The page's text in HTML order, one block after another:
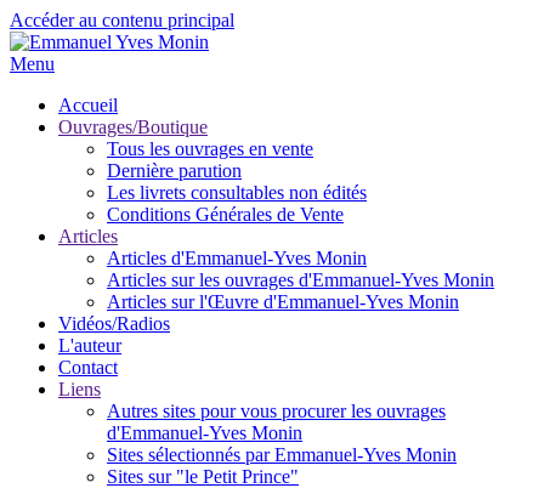
Accéder au contenu principal
Menu
Accueil
Ouvrages/Boutique
Tous les ouvrages en vente
Dernière parution
Les livrets consultables non édités
Conditions Générales de Vente
Articles
Articles d'Emmanuel-Yves Monin
Articles sur les ouvrages d'Emmanuel-Yves Monin
Articles sur l'Œuvre d'Emmanuel-Yves Monin
Vidéos/Radios
L'auteur
Contact
Liens
Autres sites pour vous procurer les ouvrages
d'Emmanuel-Yves Monin
Sites sélectionnés par Emmanuel-Yves Monin
Sites sur "le Petit Prince"